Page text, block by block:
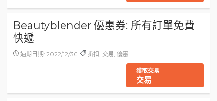
Beautyblender 優惠券: 所有訂單免費
快遞
過期日期: 2022/12/30 折扣, 交易, 優惠
獲取交易
交易